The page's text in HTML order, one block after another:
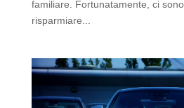
familiare. Fortunatamente, ci
risparmiare...